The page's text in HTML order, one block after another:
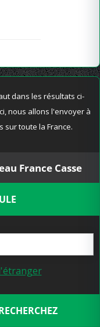
dans les résultats ci-
nous allons l'envoyer à
sur toute la France.
France Casse